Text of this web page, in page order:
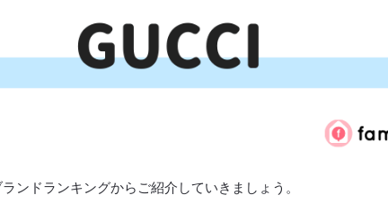
ンドランキングからご紹介していきましょう。